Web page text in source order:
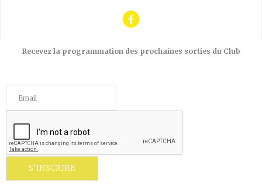
Recevez la programmation des prochaines sorties du Club